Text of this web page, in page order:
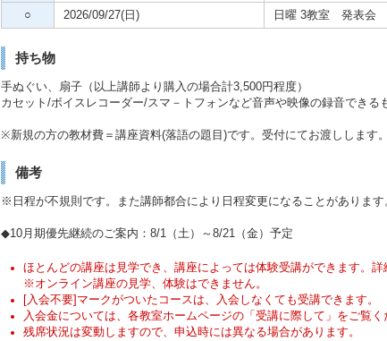
○ 2026/09/27(日) 日曜 3教室 発表会
持ち物
手ぬぐい、扇子（以上講師より購入の場合計3,500円程度）
カセット/ボイスレコーダー/スマ－トフォンなど音声や映像の録音できる
※新規の方の教材費＝講座資料(落語の題目)です。受付にてお渡しします。
備考
※日程が不規則です。また講師都合により日程変更になることがあります
◆10月期優先継続のご案内：8/1（土）～8/21（金）予定
ほとんどの講座は見学でき、講座によっては体験受講ができます。詳
※オンライン講座の見学、体験はできません。
[入会不要]マークがついたコースは、入会しなくても受講できます。
入会金については、各教室ホームページの「受講に際して」をご覧く
残席状況は変動しますので、申込時には異なる場合があります。